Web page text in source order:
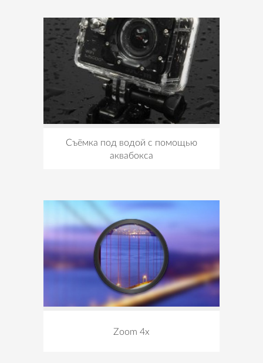
Съёмка под водой с помощью
аквабокса
Zoom 4x